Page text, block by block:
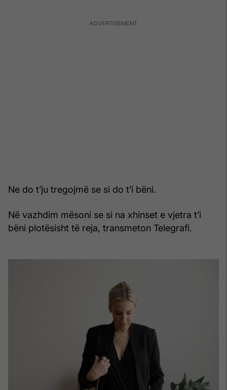
Ne do t’ju tregojmë se si do t’i bëni.
Në vazhdim mësoni se si na xhinset e vjetra t’i
bëni plotësisht të reja, transmeton Telegrafi.